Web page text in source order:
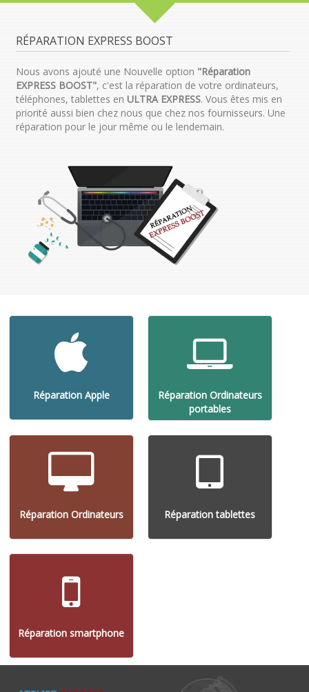
RÉPARATION EXPRESS BOOST
Nous avons ajouté une Nouvelle option "Réparation
EXPRESS BOOST", c'est la réparation de votre ordinateurs,
téléphones, tablettes en ULTRA EXPRESS. Vous êtes mis en
priorité aussi bien chez nous que chez nos fournisseurs. Une
réparation pour le jour même ou le lendemain.
Réparation Apple
Réparation Ordinateurs
portables
Réparation Ordinateurs Réparation tablettes
Réparation smartphone